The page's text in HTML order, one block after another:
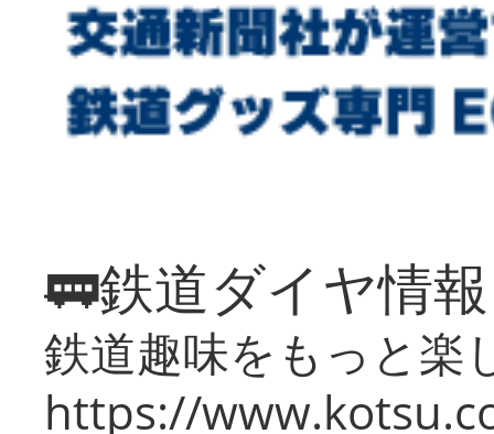
🚃鉄道ダイヤ情
鉄道趣味をもっと楽
https://